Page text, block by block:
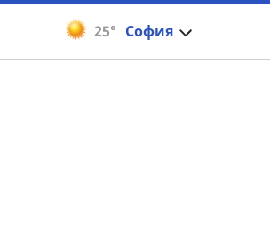
25° София